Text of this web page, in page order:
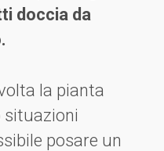
doccia da
la pianta
situazioni
posare un